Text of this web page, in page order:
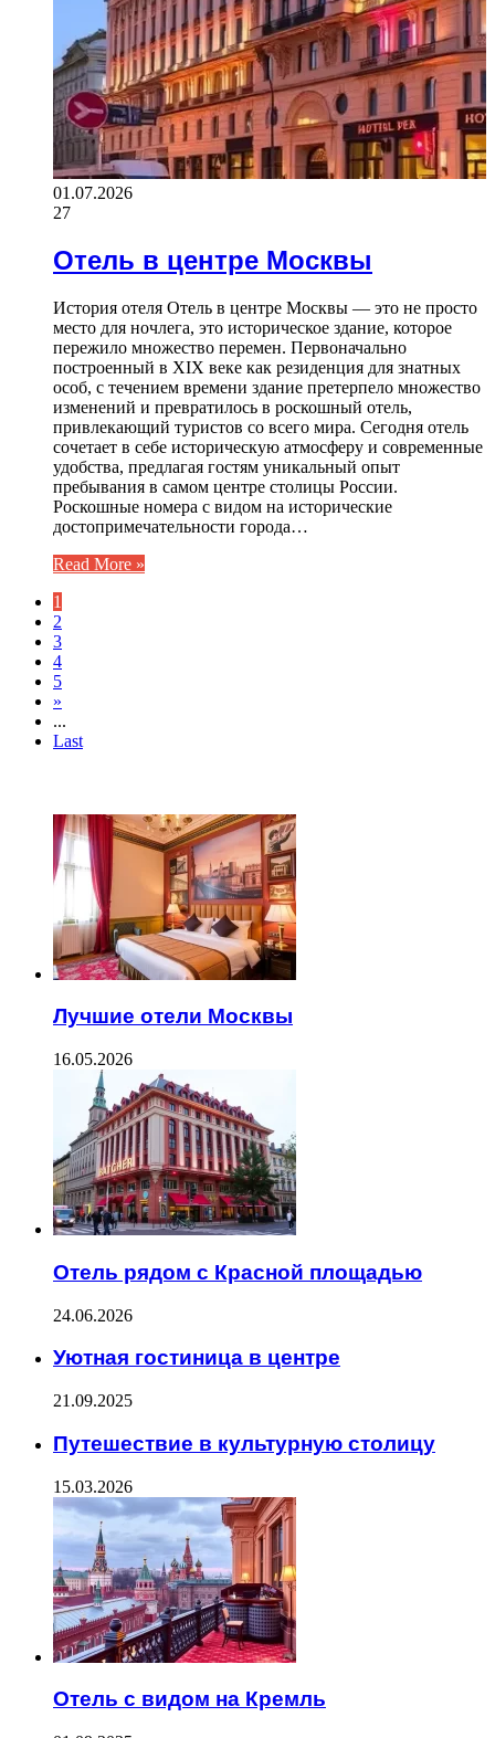
01.07.2026
27
Отель в центре Москвы
История отеля Отель в центре Москвы — это не просто
место для ночлега, это историческое здание, которое
пережило множество перемен. Первоначально
построенный в XIX веке как резиденция для знатных
особ, с течением времени здание претерпело множество
изменений и превратилось в роскошный отель,
привлекающий туристов со всего мира. Сегодня отель
сочетает в себе историческую атмосферу и современные
удобства, предлагая гостям уникальный опыт
пребывания в самом центре столицы России.
Роскошные номера с видом на исторические
достопримечательности города…
Read More »
1
2
3
4
5
»
...
Last
Лучшие отели Москвы
16.05.2026
Отель рядом с Красной площадью
24.06.2026
Уютная гостиница в центре
21.09.2025
Путешествие в культурную столицу
15.03.2026
Отель с видом на Кремль